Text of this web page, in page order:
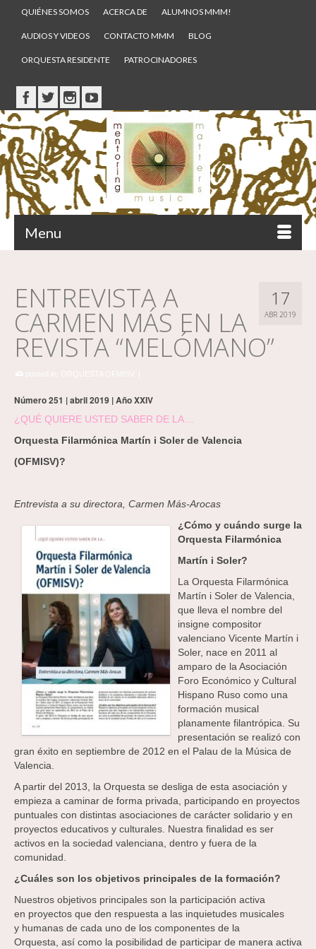
QUIÉNES SOMOS ACERCA DE ALUMNOS MMM!
AUDIOS Y VIDEOS CONTACTO MMM BLOG
ORQUESTA RESIDENTE PATROCINADORES
Menu
17
ABR 2019
ENTREVISTA A
CARMEN MÁS EN LA
REVISTA “MELÓMANO”
Número 251 | abril 2019 | Año XXIV
¿QUÉ QUIERE USTED SABER DE LA…
Orquesta Filarmónica Martín i Soler de Valencia
(OFMISV)?
Entrevista a su directora, Carmen Más-Arocas
¿Cómo y cuándo surge la
Orquesta Filarmónica
Martín i Soler?
La Orquesta Filarmónica
Martín i Soler de Valencia,
que lleva el nombre del
insigne compositor
valenciano Vicente Martín i
Soler, nace en 2011 al
amparo de la Asociación
Foro Económico y Cultural
Hispano Ruso como una
formación musical
planamente filantrópica. Su
presentación se realizó con
gran éxito en septiembre de 2012 en el Palau de la Música de
Valencia.
A partir del 2013, la Orquesta se desliga de esta asociación y
empieza a caminar de forma privada, participando en proyectos
puntuales con distintas asociaciones de carácter solidario y en
proyectos educativos y culturales. Nuestra finalidad es ser
activos en la sociedad valenciana, dentro y fuera de la
comunidad.
¿Cuáles son los objetivos principales de la formación?
Nuestros objetivos principales son la participación activa
en proyectos que den respuesta a las inquietudes musicales
y humanas de cada uno de los componentes de la
Orquesta, así como la posibilidad de participar de manera activa